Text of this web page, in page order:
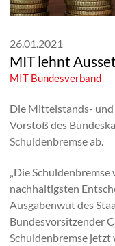
26.01.2021
MIT lehnt
MIT Bundesverband
Die Mittelstands-
Vorstoß des
Schuldenbremse ab.
„Die
nachhaltigsten
Ausgabenwut des
Bundesvorsitzender
Schuldenbremse jetzt